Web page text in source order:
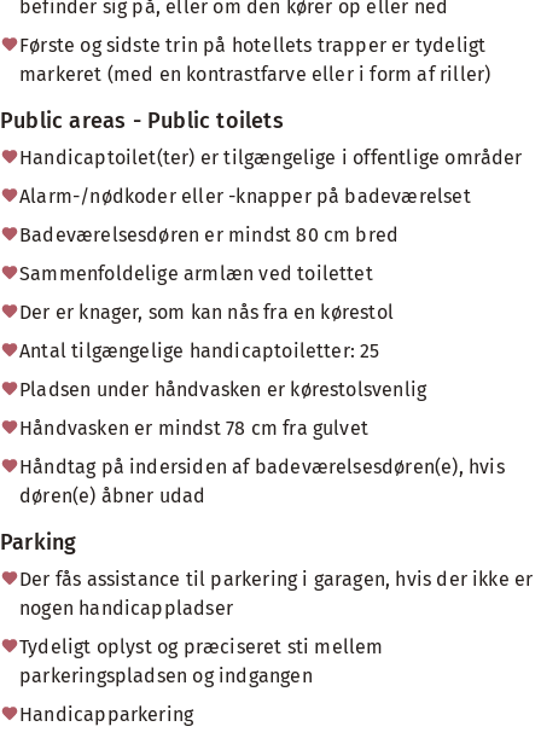
befinder sig på, eller om den kører op eller ned
Første og sidste trin på hotellets trapper er tydeligt
markeret (med en kontrastfarve eller i form af riller)
Public areas - Public toilets
Handicaptoilet(ter) er tilgængelige i offentlige områder
Alarm-/nødkoder eller -knapper på badeværelset
Badeværelsesdøren er mindst 80 cm bred
Sammenfoldelige armlæn ved toilettet
Der er knager, som kan nås fra en kørestol
Antal tilgængelige handicaptoiletter: 25
Pladsen under håndvasken er kørestolsvenlig
Håndvasken er mindst 78 cm fra gulvet
Håndtag på indersiden af badeværelsesdøren(e), hvis
døren(e) åbner udad
Parking
Der fås assistance til parkering i garagen, hvis der ikke er
nogen handicappladser
Tydeligt oplyst og præciseret sti mellem
parkeringspladsen og indgangen
Handicapparkering